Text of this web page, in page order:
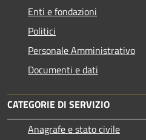
Enti e fondazioni
Politici
Personale Amministrativo
Documenti e dati
CATEGORIE DI SERVIZIO
Anagrafe e stato civile